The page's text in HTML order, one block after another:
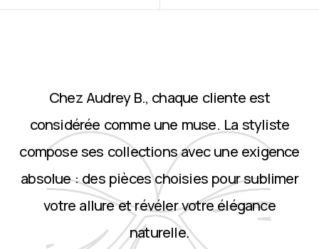
Chez Audrey B., chaque cliente est
considérée comme une muse. La styliste
compose ses collections avec une exigence
absolue : des pièces choisies pour sublimer
votre allure et révéler votre élégance
naturelle.